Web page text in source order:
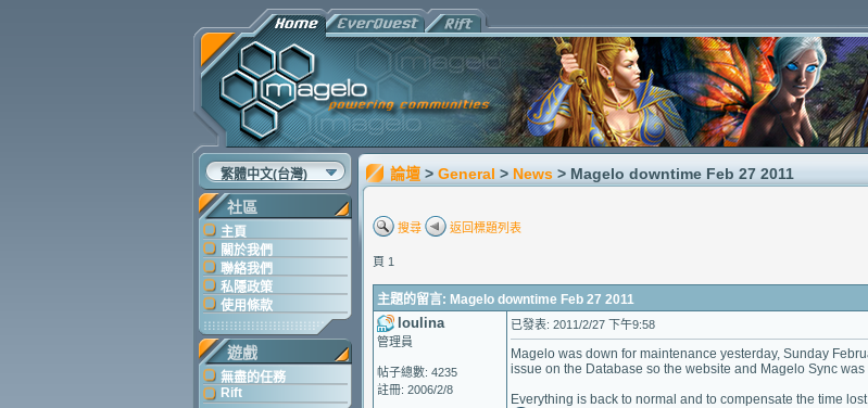
繁體中文(台灣)
社區
主頁
關於我們
聯絡我們
私隱政策
使用條款
遊戲
無盡的任務
Rift
論壇 > General > News > Magelo downtime Feb 27 2011
搜尋 返回標題列表
頁 1
主題的留言: Magelo downtime Feb 27 2011
loulina
管理員
帖子總數: 4235
註冊: 2006/2/8
已發表: 2011/2/27 下午9:58
Magelo was down for maintenance yesterday, Sunday
issue on the Database so the website and Magelo Sync
Everything is back to normal and to compensate the time